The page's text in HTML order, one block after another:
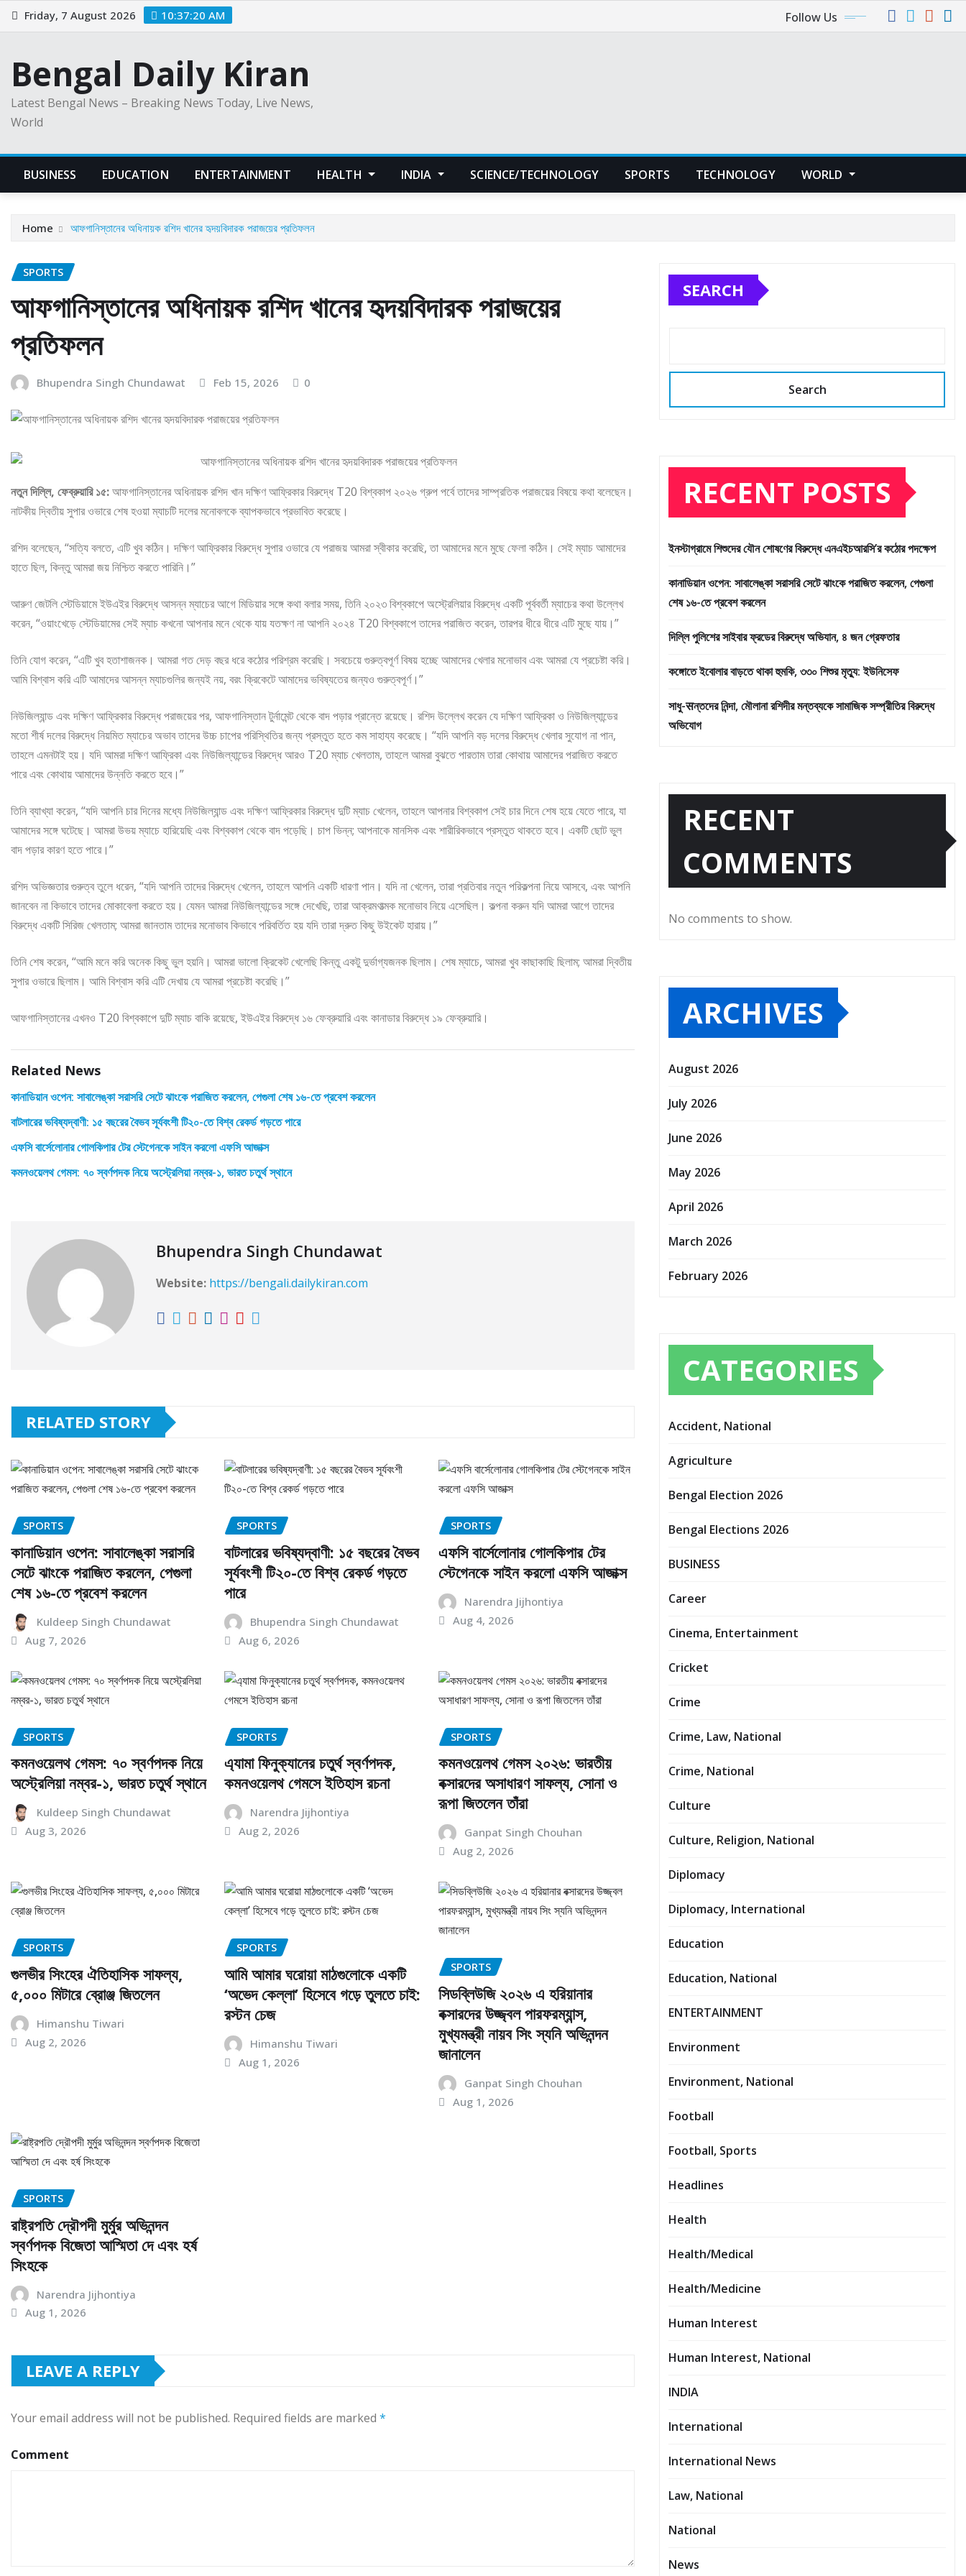
Skip
to
Friday, 7 August 2026 10:37:21 AM Follow Us
Bengal Daily Kiran
Latest Bengal News – Breaking News Today, Live News,
World
BUSINESS EDUCATION ENTERTAINMENT HEALTH INDIA SCIENCE/TECHNOLOGY SPORTS TECHNOLOGY WORLD
Home আফগানিস্তানের অধিনায়ক রশিদ খানের হৃদয়বিদারক পরাজয়ের প্রতিফলন
SPORTS
আফগানিস্তানের অধিনায়ক রশিদ খানের হৃদয়বিদারক পরাজয়ের
প্রতিফলন
Bhupendra Singh Chundawat Feb 15, 2026 0
নতুন দিল্লি, ফেব্রুয়ারি ১৫:আফগানিস্তানের অধিনায়ক রশিদ খান দক্ষিণ আফ্রিকার বিরুদ্ধে T20 বিশ্বকাপ ২০২৬ গ্রুপ পর্বে তাদের সাম্প্রতিক পরাজয়ের বিষয়ে কথা বলেছেন।
নাটকীয় দ্বিতীয় সুপার ওভারে শেষ হওয়া ম্যাচটি দলের মনোবলকে ব্যাপকভাবে প্রভাবিত করেছে।
রশিদ বলেছেন, “সত্যি বলতে, এটি খুব কঠিন। দক্ষিণ আফ্রিকার বিরুদ্ধে সুপার ওভারে যে পরাজয় আমরা স্বীকার করেছি, তা আমাদের মনে মুছে ফেলা কঠিন। সেই ম্যাচ আমাদের
হাতে ছিল, কিন্তু আমরা জয় নিশ্চিত করতে পারিনি।”
আরুণ জেটলি স্টেডিয়ামে ইউএইর বিরুদ্ধে আসন্ন ম্যাচের আগে মিডিয়ার সঙ্গে কথা বলার সময়, তিনি ২০২৩ বিশ্বকাপে অস্ট্রেলিয়ার বিরুদ্ধে একটি পূর্ববর্তী ম্যাচের কথা উল্লেখ
করেন, “ওয়াংখেড়ে স্টেডিয়ামের সেই ম্যাচ কখনো আপনার মনে থেকে যায় যতক্ষণ না আপনি ২০২৪ T20 বিশ্বকাপে তাদের পরাজিত করেন, তারপর ধীরে ধীরে এটি মুছে যায়।”
তিনি যোগ করেন, “এটি খুব হতাশাজনক। আমরা গত দেড় বছর ধরে কঠোর পরিশ্রম করেছি। সবচেয়ে গুরুত্বপূর্ণ বিষয় হচ্ছে আমাদের খেলার মনোভাব এবং আমরা যে প্রচেষ্টা করি।
আমি বিশ্বাস করি এটি আমাদের আসন্ন ম্যাচগুলির জন্যই নয়, বরং ক্রিকেটে আমাদের ভবিষ্যতের জন্যও গুরুত্বপূর্ণ।”
নিউজিল্যান্ড এবং দক্ষিণ আফ্রিকার বিরুদ্ধে পরাজয়ের পর, আফগানিস্তান টুর্নামেন্ট থেকে বাদ পড়ার প্রান্তে রয়েছে। রশিদ উল্লেখ করেন যে দক্ষিণ আফ্রিকা ও নিউজিল্যান্ডের
মতো শীর্ষ দলের বিরুদ্ধে নিয়মিত ম্যাচের অভাব তাদের উচ্চ চাপের পরিস্থিতির জন্য প্রস্তুত হতে কম সাহায্য করেছে। “যদি আপনি বড় দলের বিরুদ্ধে খেলার সুযোগ না পান,
তাহলে এমনটাই হয়। যদি আমরা দক্ষিণ আফ্রিকা এবং নিউজিল্যান্ডের বিরুদ্ধে আরও T20 ম্যাচ খেলতাম, তাহলে আমরা বুঝতে পারতাম তারা কোথায় আমাদের পরাজিত করতে
পারে এবং কোথায় আমাদের উন্নতি করতে হবে।”
তিনি ব্যাখ্যা করেন, “যদি আপনি চার দিনের মধ্যে নিউজিল্যান্ড এবং দক্ষিণ আফ্রিকার বিরুদ্ধে দুটি ম্যাচ খেলেন, তাহলে আপনার বিশ্বকাপ সেই চার দিনে শেষ হয়ে যেতে পারে, যা
আমাদের সঙ্গে ঘটেছে। আমরা উভয় ম্যাচে হারিয়েছি এবং বিশ্বকাপ থেকে বাদ পড়েছি। চাপ ভিন্ন; আপনাকে মানসিক এবং শারীরিকভাবে প্রস্তুত থাকতে হবে। একটি ছোট ভুল
বাদ পড়ার কারণ হতে পারে।”
রশিদ অভিজ্ঞতার গুরুত্ব তুলে ধরেন, “যদি আপনি তাদের বিরুদ্ধে খেলেন, তাহলে আপনি একটি ধারণা পান। যদি না খেলেন, তারা প্রতিবার নতুন পরিকল্পনা নিয়ে আসবে, এবং আপনি
জানবেন না কিভাবে তাদের মোকাবেলা করতে হয়। যেমন আমরা নিউজিল্যান্ডের সঙ্গে দেখেছি, তারা আক্রমণাত্মক মনোভাব নিয়ে এসেছিল। কল্পনা করুন যদি আমরা আগে তাদের
বিরুদ্ধে একটি সিরিজ খেলতাম; আমরা জানতাম তাদের মনোভাব কিভাবে পরিবর্তিত হয় যদি তারা দ্রুত কিছু উইকেট হারায়।”
তিনি শেষ করেন, “আমি মনে করি অনেক কিছু ভুল হয়নি। আমরা ভালো ক্রিকেট খেলেছি কিন্তু একটু দুর্ভাগ্যজনক ছিলাম। শেষ ম্যাচে, আমরা খুব কাছাকাছি ছিলাম; আমরা দ্বিতীয়
সুপার ওভারে ছিলাম। আমি বিশ্বাস করি এটি দেখায় যে আমরা প্রচেষ্টা করেছি।”
আফগানিস্তানের এখনও T20 বিশ্বকাপে দুটি ম্যাচ বাকি রয়েছে, ইউএইর বিরুদ্ধে ১৬ ফেব্রুয়ারি এবং কানাডার বিরুদ্ধে ১৯ ফেব্রুয়ারি।
Related News
কানাডিয়ান ওপেন: সাবালেঙ্কা সরাসরি সেটে ঝাংকে পরাজিত করলেন, পেগুলা শেষ ১৬-তে প্রবেশ করলেন
বাটলারের ভবিষ্যদ্বাণী: ১৫ বছরের বৈভব সূর্যবংশী টি২০-তে বিশ্ব রেকর্ড গড়তে পারে
এফসি বার্সেলোনার গোলকিপার টের স্টেগেনকে সাইন করলো এফসি আজাক্স
কমনওয়েলথ গেমস: ৭০ স্বর্ণপদক নিয়ে অস্ট্রেলিয়া নম্বর-১, ভারত চতুর্থ স্থানে
Bhupendra Singh Chundawat
Website: https://bengali.dailykiran.com
RELATED STORY
SPORTS
কানাডিয়ান ওপেন: সাবালেঙ্কা সরাসরি
সেটে ঝাংকে পরাজিত করলেন, পেগুলা
শেষ ১৬-তে প্রবেশ করলেন
Kuldeep Singh Chundawat
Aug 7, 2026
SPORTS
বাটলারের ভবিষ্যদ্বাণী: ১৫ বছরের বৈভব
সূর্যবংশী টি২০-তে বিশ্ব রেকর্ড গড়তে
পারে
Bhupendra Singh Chundawat
Aug 6, 2026
SPORTS
এফসি বার্সেলোনার গোলকিপার টের
স্টেগেনকে সাইন করলো এফসি আজাক্স
Narendra Jijhontiya
Aug 4, 2026
SPORTS
কমনওয়েলথ গেমস: ৭০ স্বর্ণপদক নিয়ে
অস্ট্রেলিয়া নম্বর-১, ভারত চতুর্থ স্থানে
Kuldeep Singh Chundawat
Aug 3, 2026
SPORTS
এ্যামা ফিনুক্যানের চতুর্থ স্বর্ণপদক,
কমনওয়েলথ গেমসে ইতিহাস রচনা
Narendra Jijhontiya
Aug 2, 2026
SPORTS
কমনওয়েলথ গেমস ২০২৬: ভারতীয়
বক্সারদের অসাধারণ সাফল্য, সোনা ও
রূপা জিতলেন তাঁরা
Ganpat Singh Chouhan
Aug 2, 2026
SPORTS
গুলভীর সিংহের ঐতিহাসিক সাফল্য,
৫,০০০ মিটারে ব্রোঞ্জ জিতলেন
Himanshu Tiwari
Aug 2, 2026
SPORTS
আমি আমার ঘরোয়া মাঠগুলোকে একটি
‘অভেদ কেল্লা’ হিসেবে গড়ে তুলতে চাই:
রস্টন চেজ
Himanshu Tiwari
Aug 1, 2026
SPORTS
সিডব্লিউজি ২০২৬ এ হরিয়ানার
বক্সারদের উজ্জ্বল পারফরম্যান্স,
মুখ্যমন্ত্রী নায়ব সিং স্যনি অভিনন্দন
জানালেন
Ganpat Singh Chouhan
Aug 1, 2026
SPORTS
রাষ্ট্রপতি দ্রৌপদী মুর্মুর অভিনন্দন
স্বর্ণপদক বিজেতা আস্মিতা দে এবং হর্ষ
সিংহকে
Narendra Jijhontiya
Aug 1, 2026
LEAVE A REPLY
Your email address will not be published. Required fields are marked *
Comment
SEARCH
Search
RECENT POSTS
ইনস্টাগ্রামে শিশুদের যৌন শোষণের বিরুদ্ধে এনএইচআরসি’র কঠোর পদক্ষেপ
কানাডিয়ান ওপেন: সাবালেঙ্কা সরাসরি সেটে ঝাংকে পরাজিত করলেন, পেগুলা
শেষ ১৬-তে প্রবেশ করলেন
দিল্লি পুলিশের সাইবার ফ্রডের বিরুদ্ধে অভিযান, ৪ জন গ্রেফতার
কঙ্গোতে ইবোলার বাড়তে থাকা হুমকি, ৩৩০ শিশুর মৃত্যু: ইউনিসেফ
সাধু-सন্তদের নিন্দা, মৌলানা রশিদীর মন্তব্যকে সামাজিক সম্প্রীতির বিরুদ্ধে
অভিযোগ
RECENT
COMMENTS
No comments to show.
ARCHIVES
August 2026
July 2026
June 2026
May 2026
April 2026
March 2026
February 2026
CATEGORIES
Accident, National
Agriculture
Bengal Election 2026
Bengal Elections 2026
BUSINESS
Career
Cinema, Entertainment
Cricket
Crime
Crime, Law, National
Crime, National
Culture
Culture, Religion, National
Diplomacy
Diplomacy, International
Education
Education, National
ENTERTAINMENT
Environment
Environment, National
Football
Football, Sports
Headlines
Health
Health/Medical
Health/Medicine
Human Interest
Human Interest, National
INDIA
International
International News
Law, National
National
News